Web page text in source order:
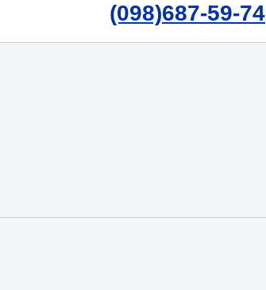
(098)687-59-74